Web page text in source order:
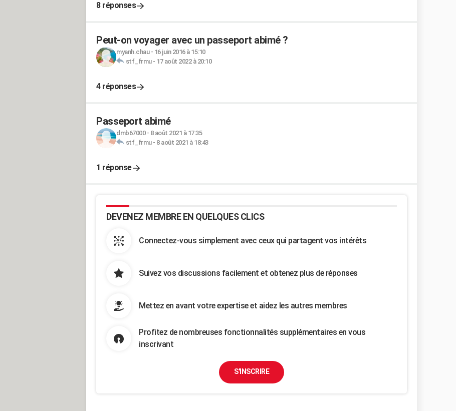
8 réponses
Peut-on voyager avec un passeport abimé ?
myanh.chau- 16 juin 2016 à 15:10
stf_frmu- 17 août 2022 à 20:10
4 réponses
Passeport abimé
dmb67000- 8 août 2021 à 17:35
stf_frmu- 8 août 2021 à 18:43
1 réponse
DEVENEZ MEMBRE EN QUELQUES CLICS
Connectez-vous simplement avec ceux qui partagent vos intérêts
Suivez vos discussions facilement et obtenez plus de réponses
Mettez en avant votre expertise et aidez les autres membres
Profitez de nombreuses fonctionnalités supplémentaires en vous
inscrivant
S'INSCRIRE